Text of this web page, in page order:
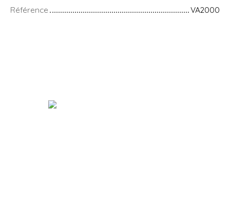
Référence
VA2000